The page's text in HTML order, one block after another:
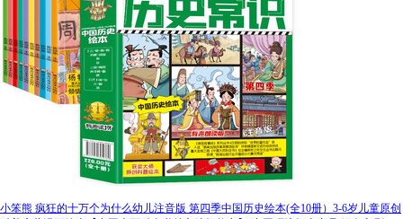
小笨熊 疯狂的十万个为什么幼儿注音版 第四季中国历史绘本(全10册）3-6岁儿童原创